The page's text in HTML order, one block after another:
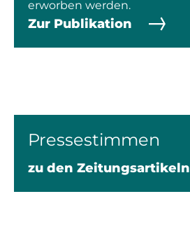
erworben werden.
Zur Publikation
Pressestimmen
zu den Zeitungsartikeln